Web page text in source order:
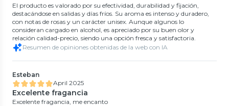
El producto es valorado por su efectividad, durabilidad y fijación,
destacándose en salidas y días fríos. Su aroma es intenso y duradero,
con notas de rosas y un carácter unisex. Aunque algunos lo
consideran cargado en alcohol, es apreciado por su buen olor y
relación calidad-precio, siendo una opción fresca y satisfactoria.
Resumen de opiniones obtenidas de la web con IA
Esteban
April 2025
Excelente fragancia
Excelente fragancia, me encanto